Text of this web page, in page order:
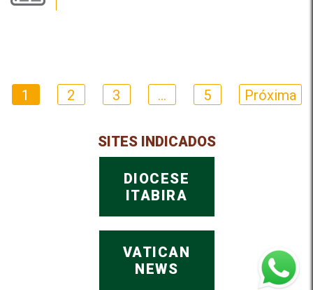
1 2 3 … 5 Próxima
SITES INDICADOS
DIOCESE
ITABIRA
VATICAN
NEWS